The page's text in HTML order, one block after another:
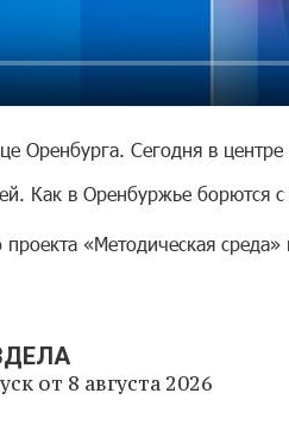
Оренбурга. Сегодня в
Как в Оренбуржье борются
проекта «Методическая
от 8 августа 2026